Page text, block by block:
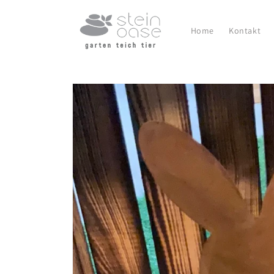
Home Kontakt
Zu
Produktinformationen
springen